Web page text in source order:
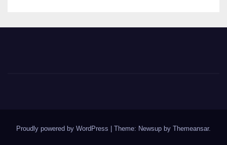
Proudly powered by WordPress Theme: Newsup by Themeansar.